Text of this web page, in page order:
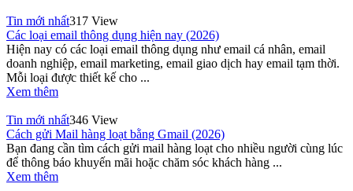
Tin mới nhất317 View
Các loại email thông dụng hiện nay (2026)
Hiện nay có các loại email thông dụng như email cá nhân, email
doanh nghiệp, email marketing, email giao dịch hay email tạm thời.
Mỗi loại được thiết kế cho ...
Xem thêm
Tin mới nhất346 View
Cách gửi Mail hàng loạt bằng Gmail (2026)
Bạn đang cần tìm cách gửi mail hàng loạt cho nhiều người cùng lúc
để thông báo khuyến mãi hoặc chăm sóc khách hàng ...
Xem thêm